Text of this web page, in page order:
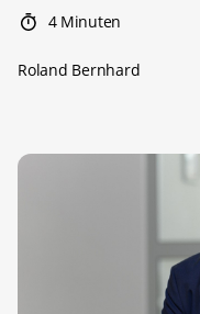
4 Minuten
Roland Bernhard